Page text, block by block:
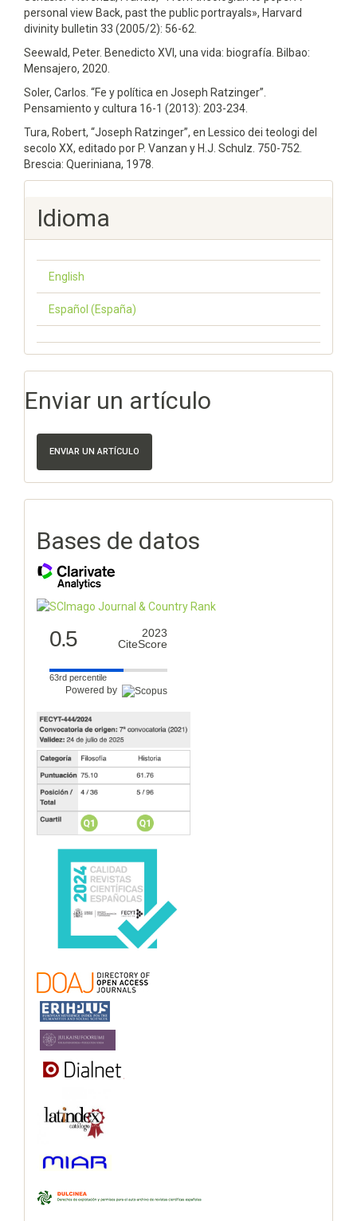
personal view Back, past the public portrayals», Harvard
divinity bulletin 33 (2005/2): 56-62.
Seewald, Peter. Benedicto XVI, una vida: biografía. Bilbao:
Mensajero, 2020.
Soler, Carlos. “Fe y política en Joseph Ratzinger”.
Pensamiento y cultura 16-1 (2013): 203-234.
Tura, Robert, “Joseph Ratzinger”, en Lessico dei teologi del
secolo XX, editado por P. Vanzan y H.J. Schulz. 750-752.
Brescia: Queriniana, 1978.
Idioma
English
Español (España)
Enviar un artículo
ENVIAR UN ARTÍCULO
Bases de datos
0.5
2023
CiteScore
63rd percentile
Powered by